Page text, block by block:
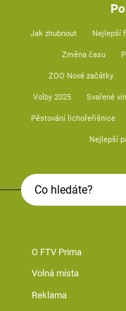
Jak zhubnout Nejlepší
Změna času
ZOO Nové začátky
Volby 2025 Svařené
Pěstování lichořeřišnice
Nejlepší
O FTV Prima
Volná místa
Reklama